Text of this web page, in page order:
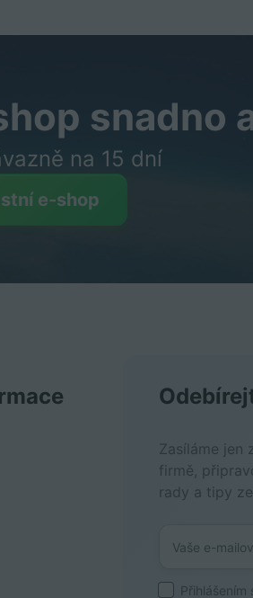
snadno
na 15 dní
e-shop
Zasíláme jen
firmě,
rady a tipy
Přihlášením